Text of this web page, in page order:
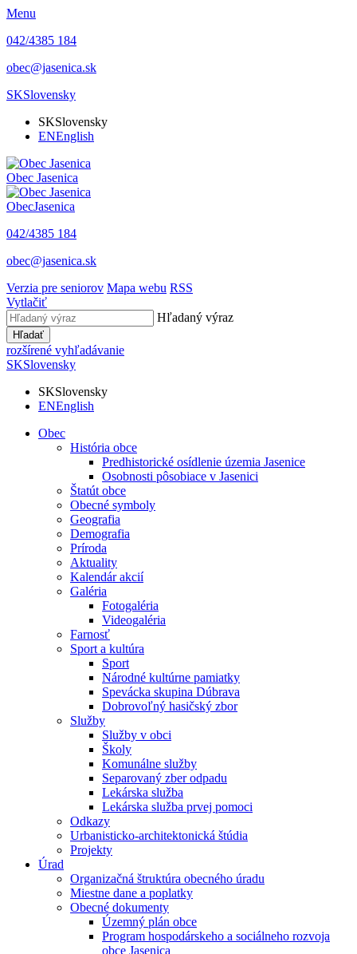
Menu
042/4385 184
obec@jasenica.sk
SKSlovensky
SKSlovensky
ENEnglish
Obec Jasenica
ObecJasenica
042/4385 184
obec@jasenica.sk
Verzia pre seniorov Mapa webu RSS
Vytlačiť
Hľadaný výraz
Hľadať
rozšírené vyhľadávanie
SKSlovensky
SKSlovensky
ENEnglish
Obec
História obce
Predhistorické osídlenie územia Jasenice
Osobnosti pôsobiace v Jasenici
Štatút obce
Obecné symboly
Geografia
Demografia
Príroda
Aktuality
Kalendár akcií
Galéria
Fotogaléria
Videogaléria
Farnosť
Sport a kultúra
Sport
Národné kultúrne pamiatky
Spevácka skupina Dúbrava
Dobrovoľný hasičský zbor
Služby
Služby v obci
Školy
Komunálne služby
Separovaný zber odpadu
Lekárska služba
Lekárska služba prvej pomoci
Odkazy
Urbanisticko-architektonická štúdia
Projekty
Úrad
Organizačná štruktúra obecného úradu
Miestne dane a poplatky
Obecné dokumenty
Územný plán obce
Program hospodárskeho a sociálneho rozvoja
obce Jasenica